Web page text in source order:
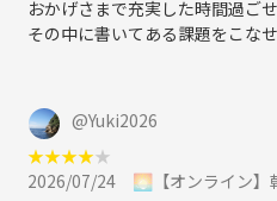
おかげさまで充実した時間過ご
その中に書いてある課題をこなせ
@Yuki2026
★★★★★
2026/07/24
🌅【オンライン】朝活もくもく